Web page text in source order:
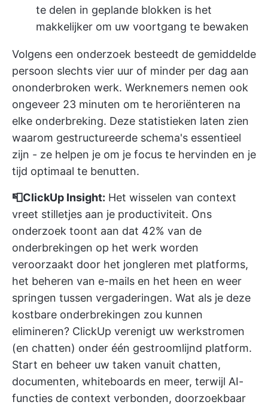
te delen in geplande blokken is het
makkelijker om uw voortgang te bewaken
Volgens een onderzoek besteedt de gemiddelde
persoon slechts vier uur of minder per dag aan
ononderbroken werk. Werknemers nemen ook
ongeveer 23 minuten om te heroriënteren na
elke onderbreking. Deze statistieken laten zien
waarom gestructureerde schema's essentieel
zijn - ze helpen je om je focus te hervinden en je
tijd optimaal te benutten.
📮ClickUp Insight: Het wisselen van context
vreet stilletjes aan je productiviteit. Ons
onderzoek toont aan dat 42% van de
onderbrekingen op het werk worden
veroorzaakt door het jongleren met platforms,
het beheren van e-mails en het heen en weer
springen tussen vergaderingen. Wat als je deze
kostbare onderbrekingen zou kunnen
elimineren? ClickUp verenigt uw werkstromen
(en chatten) onder één gestroomlijnd platform.
Start en beheer uw taken vanuit chatten,
documenten, whiteboards en meer, terwijl AI-
functies de context verbonden, doorzoekbaar